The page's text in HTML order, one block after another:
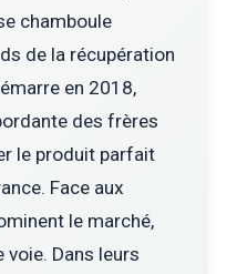
chamboule
de la récupération
en 2018,
des frères
le produit parfait
Face aux
le marché,
voie. Dans leurs